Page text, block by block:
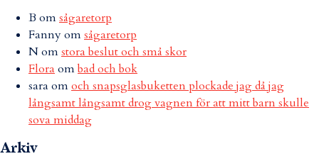
B omsågaretorp
Fannyomsågaretorp
Nomstora beslut och små skor
Flora ombad och bok
sara omoch snapsglasbuketten plockade jag då jag
långsamt långsamt drog vagnen för att mitt barn skulle
sova middag
Arkiv